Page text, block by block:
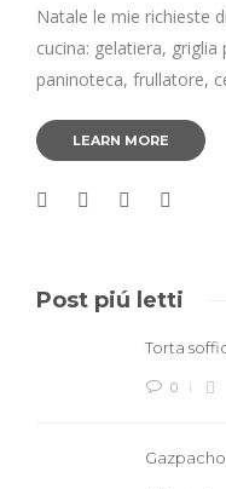
Natale le mie richieste
cucina: gelatiera,
paninoteca, frullatore,
LEARN MORE
Post piú letti
Torta
0